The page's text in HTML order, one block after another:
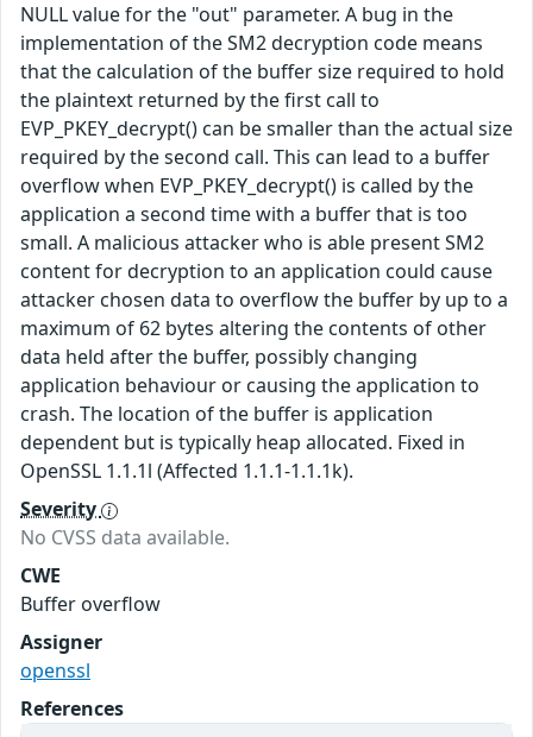
NULL value for the "out" parameter. A bug in the
implementation of the SM2 decryption code means
that the calculation of the buffer size required to hold
the plaintext returned by the first call to
EVP_PKEY_decrypt() can be smaller than the actual size
required by the second call. This can lead to a buffer
overflow when EVP_PKEY_decrypt() is called by the
application a second time with a buffer that is too
small. A malicious attacker who is able present SM2
content for decryption to an application could cause
attacker chosen data to overflow the buffer by up to a
maximum of 62 bytes altering the contents of other
data held after the buffer, possibly changing
application behaviour or causing the application to
crash. The location of the buffer is application
dependent but is typically heap allocated. Fixed in
OpenSSL 1.1.1l (Affected 1.1.1-1.1.1k).
Severity
No CVSS data available.
CWE
Buffer overflow
Assigner
openssl
References